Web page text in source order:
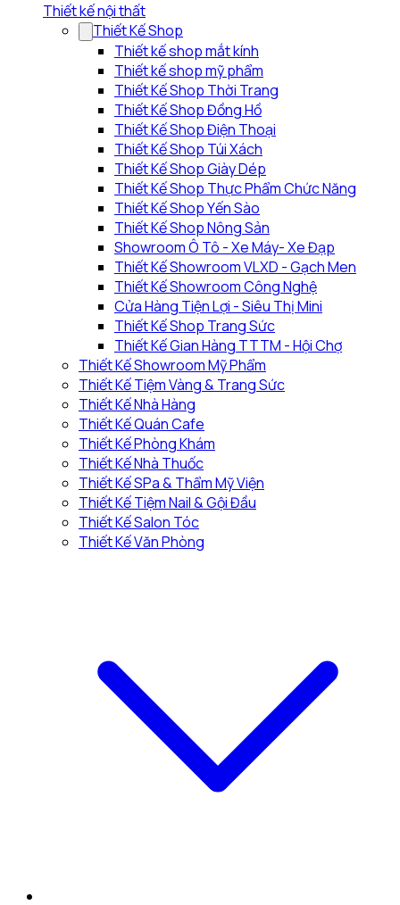
Thiết kế nội thất
Thiết Kế Shop
Thiết kế shop mắt kính
Thiết kế shop mỹ phẩm
Thiết Kế Shop Thời Trang
Thiết Kế Shop Đồng Hồ
Thiết Kế Shop Điện Thoại
Thiết Kế Shop Túi Xách
Thiết Kế Shop Giày Dép
Thiết Kế Shop Thực Phẩm Chức Năng
Thiết Kế Shop Yến Sào
Thiết Kế Shop Nông Sản
Showroom Ô Tô - Xe Máy- Xe Đạp
Thiết Kế Showroom VLXD - Gạch Men
Thiết Kế Showroom Công Nghệ
Cửa Hàng Tiện Lợi - Siêu Thị Mini
Thiết Kế Shop Trang Sức
Thiết Kế Gian Hàng TTTM - Hội Chợ
Thiết Kế Showroom Mỹ Phẩm
Thiết Kế Tiệm Vàng & Trang Sức
Thiết Kế Nhà Hàng
Thiết Kế Quán Cafe
Thiết Kế Phòng Khám
Thiết Kế Nhà Thuốc
Thiết Kế SPa & Thẩm Mỹ Viện
Thiết Kế Tiệm Nail & Gội Đầu
Thiết Kế Salon Tóc
Thiết Kế Văn Phòng